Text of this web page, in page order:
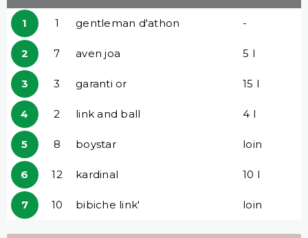
1 1 gentleman d'athon -
2 7 aven joa 5 l
3 3 garanti or 15 l
4 2 link and ball 4 l
5 8 boystar loin
6 12 kardinal 10 l
7 10 bibiche link' loin